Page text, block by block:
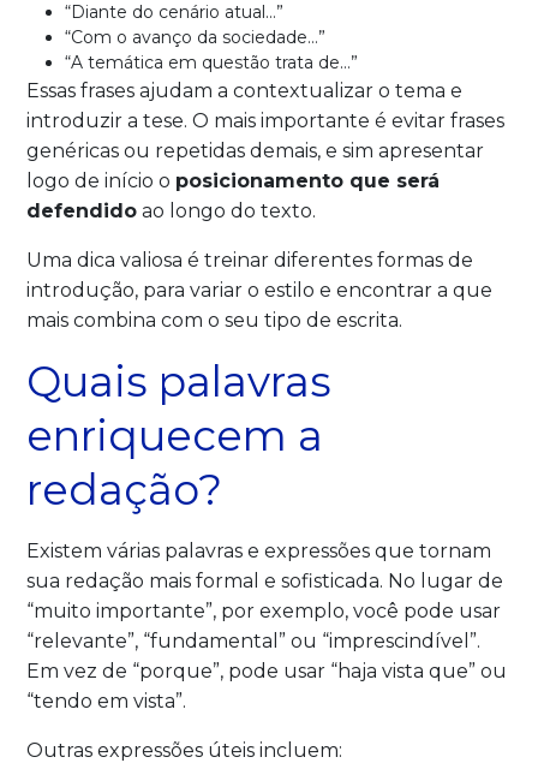
“Diante do cenário atual…”
“Com o avanço da sociedade…”
“A temática em questão trata de…”
Essas frases ajudam a contextualizar o tema e
introduzir a tese. O mais importante é evitar frases
genéricas ou repetidas demais, e sim apresentar
logo de início o posicionamento que será
defendido ao longo do texto.
Uma dica valiosa é treinar diferentes formas de
introdução, para variar o estilo e encontrar a que
mais combina com o seu tipo de escrita.
Quais palavras
enriquecem a
redação?
Existem várias palavras e expressões que tornam
sua redação mais formal e sofisticada. No lugar de
“muito importante”, por exemplo, você pode usar
“relevante”, “fundamental” ou “imprescindível”.
Em vez de “porque”, pode usar “haja vista que” ou
“tendo em vista”.
Outras expressões úteis incluem: